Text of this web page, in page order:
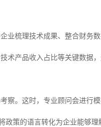
业梳理技术成果、整合财务
术产品收入占比等关键数据
察。这时，专业顾问会进行
政策的语言转化为企业能够理